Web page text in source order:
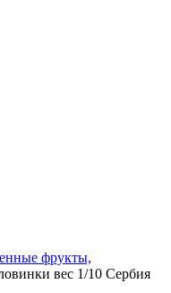
фрукты,
вес 1/10 Сербия